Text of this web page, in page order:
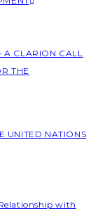
A CLARION CALL
THE
UNITED NATIONS
with